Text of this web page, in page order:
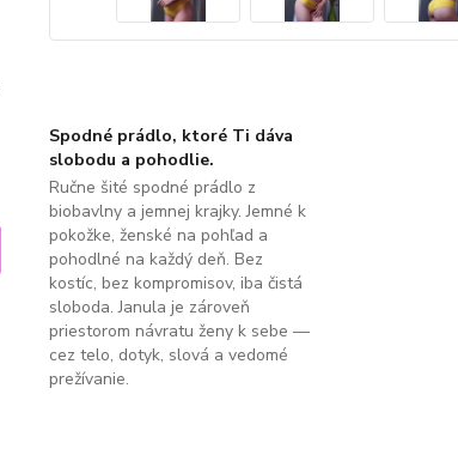
Spodné prádlo, ktoré Ti dáva
slobodu a pohodlie.
Ručne šité spodné prádlo z
biobavlny a jemnej krajky. Jemné k
pokožke, ženské na pohľad a
pohodlné na každý deň. Bez
kostíc, bez kompromisov, iba čistá
sloboda. Janula je zároveň
priestorom návratu ženy k sebe —
cez telo, dotyk, slová a vedomé
prežívanie.